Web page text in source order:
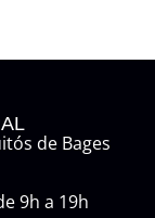
de Bages
9h a 19h